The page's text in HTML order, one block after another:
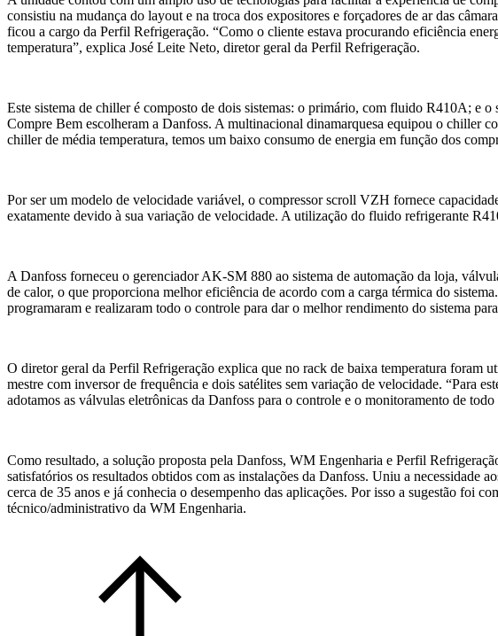
consistiu na mudança do layout e na troca dos expositores e forçadores de ar das
ficou a cargo da Perfil Refrigeração. “Como o cliente estava procurando eficiência
temperatura”, explica José Leite Neto, diretor geral da Perfil Refrigeração.
Este sistema de chiller é composto de dois sistemas: o primário, com fluido R410A; e
Compre Bem escolheram a Danfoss. A multinacional dinamarquesa equipou o chiller
chiller de média temperatura, temos um baixo consumo de energia em função dos
Por ser um modelo de velocidade variável, o compressor scroll VZH fornece
exatamente devido à sua variação de velocidade. A utilização do fluido refrigerante
A Danfoss forneceu o gerenciador AK-SM 880 ao sistema de automação da loja,
de calor, o que proporciona melhor eficiência de acordo com a carga térmica do
programaram e realizaram todo o controle para dar o melhor rendimento do sistema
O diretor geral da Perfil Refrigeração explica que no rack de baixa temperatura
mestre com inversor de frequência e dois satélites sem variação de velocidade. “Para
adotamos as válvulas eletrônicas da Danfoss para o controle e o monitoramento de todo
Como resultado, a solução proposta pela Danfoss, WM Engenharia e Perfil
satisfatórios os resultados obtidos com as instalações da Danfoss. Uniu a
cerca de 35 anos e já conhecia o desempenho das aplicações. Por isso a sugestão foi
técnico/administrativo da WM Engenharia.